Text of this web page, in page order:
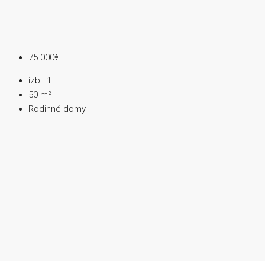
75 000€
izb.: 1
50 m²
Rodinné domy